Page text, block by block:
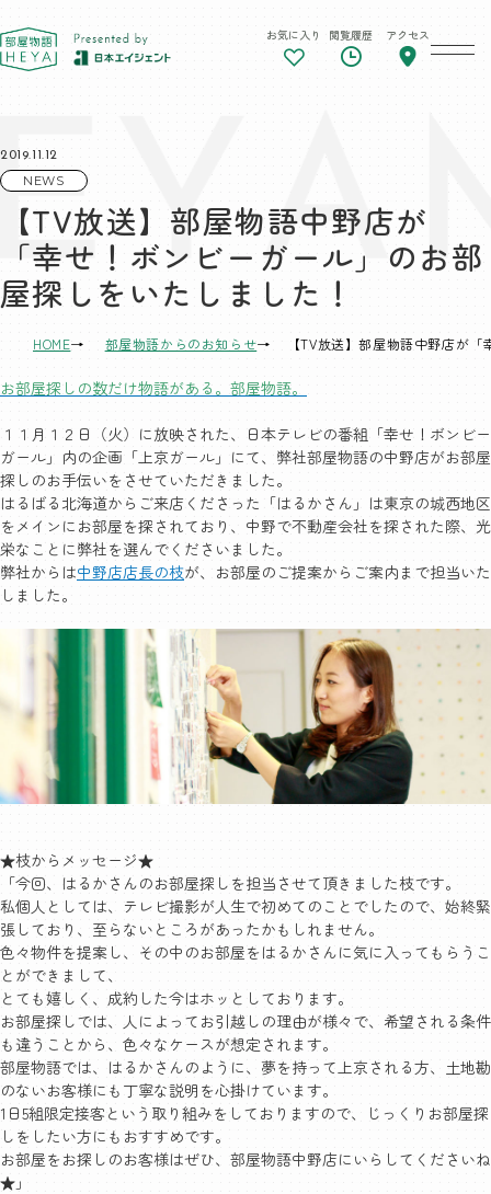
東京 部屋物語 お気に入り 閲覧履歴 アクセス
2019.11.12
NEWS
【TV放送】部屋物語中野店が
「幸せ！ボンビーガール」のお部
屋探しをいたしました！
HOME 部屋物語からのお知らせ 【TV放送】部屋物語中野店が
お部屋探しの数だけ物語がある。部屋物語。
１１月１２日（火）に放映された、日本テレビの番組「幸せ！ボンビー
ガール」内の企画「上京ガール」にて、弊社部屋物語の中野店がお部屋
探しのお手伝いをさせていただきました。
はるばる北海道からご来店くださった「はるかさん」は東京の城西地区
をメインにお部屋を探されており、中野で不動産会社を探された際、光
栄なことに弊社を選んでくださいました。
弊社からは中野店店長の枝が、お部屋のご提案からご案内まで担当いた
しました。
★枝からメッセージ★
「今回、はるかさんのお部屋探しを担当させて頂きました枝です。
私個人としては、テレビ撮影が人生で初めてのことでしたので、始終緊
張しており、至らないところがあったかもしれません。
色々物件を提案し、その中のお部屋をはるかさんに気に入ってもらうこ
とができまして、
とても嬉しく、成約した今はホッとしております。
お部屋探しでは、人によってお引越しの理由が様々で、希望される条件
も違うことから、色々なケースが想定されます。
部屋物語では、はるかさんのように、夢を持って上京される方、土地勘
のないお客様にも丁寧な説明を心掛けています。
1日5組限定接客という取り組みをしておりますので、じっくりお部屋探
しをしたい方にもおすすめです。
お部屋をお探しのお客様はぜひ、部屋物語中野店にいらしてくださいね
★」